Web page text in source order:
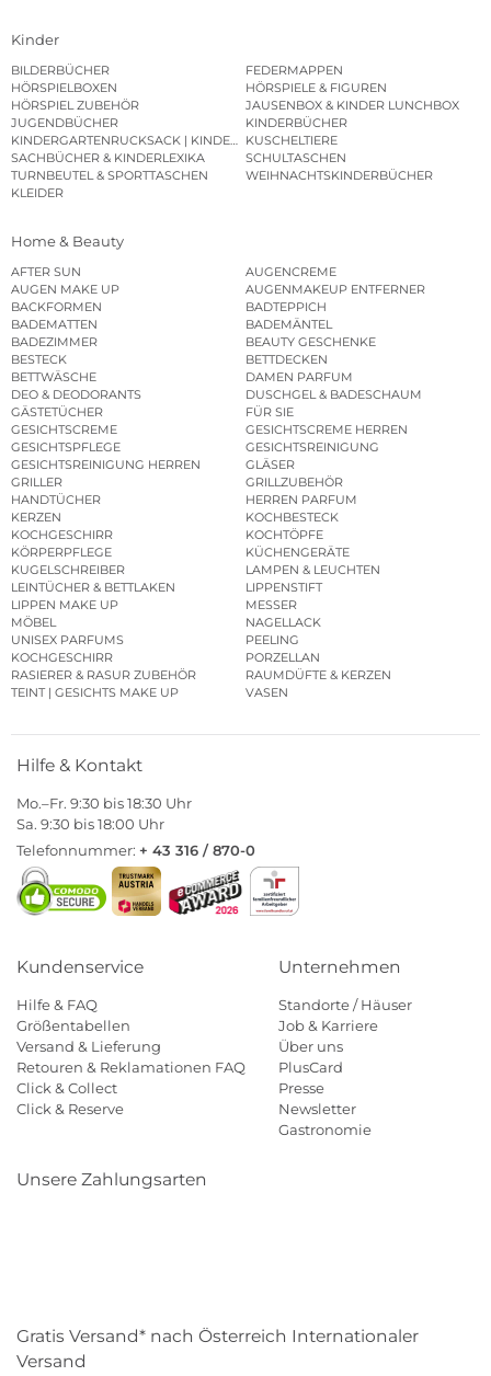
Kinder
BILDERBÜCHER
FEDERMAPPEN
HÖRSPIELBOXEN
HÖRSPIELE & FIGUREN
HÖRSPIEL ZUBEHÖR
JAUSENBOX & KINDER LUNCHBOX
JUGENDBÜCHER
KINDERBÜCHER
KINDERGARTENRUCKSACK | KINDERGARTENBEUTEL
KUSCHELTIERE
SACHBÜCHER & KINDERLEXIKA
SCHULTASCHEN
TURNBEUTEL & SPORTTASCHEN
WEIHNACHTSKINDERBÜCHER
KLEIDER
Home & Beauty
AFTER SUN
AUGENCREME
AUGEN MAKE UP
AUGENMAKEUP ENTFERNER
BACKFORMEN
BADTEPPICH
BADEMATTEN
BADEMÄNTEL
BADEZIMMER
BEAUTY GESCHENKE
BESTECK
BETTDECKEN
BETTWÄSCHE
DAMEN PARFUM
DEO & DEODORANTS
DUSCHGEL & BADESCHAUM
GÄSTETÜCHER
FÜR SIE
GESICHTSCREME
GESICHTSCREME HERREN
GESICHTSPFLEGE
GESICHTSREINIGUNG
GESICHTSREINIGUNG HERREN
GLÄSER
GRILLER
GRILLZUBEHÖR
HANDTÜCHER
HERREN PARFUM
KERZEN
KOCHBESTECK
KOCHGESCHIRR
KOCHTÖPFE
KÖRPERPFLEGE
KÜCHENGERÄTE
KUGELSCHREIBER
LAMPEN & LEUCHTEN
LEINTÜCHER & BETTLAKEN
LIPPENSTIFT
LIPPEN MAKE UP
MESSER
MÖBEL
NAGELLACK
UNISEX PARFUMS
PEELING
KOCHGESCHIRR
PORZELLAN
RASIERER & RASUR ZUBEHÖR
RAUMDÜFTE & KERZEN
TEINT | GESICHTS MAKE UP
VASEN
Hilfe & Kontakt
Mo.–Fr. 9:30 bis 18:30 Uhr
Sa. 9:30 bis 18:00 Uhr
Telefonnummer: + 43 316 / 870-0
Kundenservice
Hilfe & FAQ
Größentabellen
Versand & Lieferung
Retouren & Reklamationen FAQ
Click & Collect
Click & Reserve
Unternehmen
Standorte / Häuser
Job & Karriere
Über uns
PlusCard
Presse
Newsletter
Gastronomie
Unsere Zahlungsarten
Gratis Versand* nach Österreich Internationaler
Versand